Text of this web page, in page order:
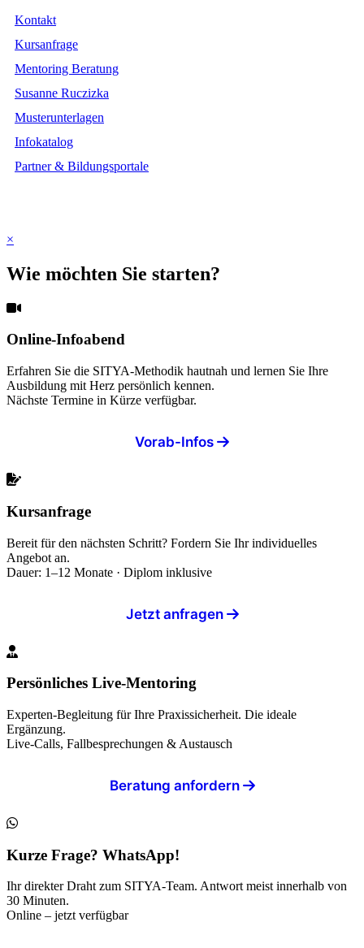
Kontakt
Kursanfrage
Mentoring Beratung
Susanne Ruczizka
Musterunterlagen
Infokatalog
Partner & Bildungsportale
×
Wie möchten Sie starten?
Online-Infoabend
Erfahren Sie die SITYA-Methodik hautnah und lernen Sie Ihre
Ausbildung mit Herz persönlich kennen.
Nächste Termine in Kürze verfügbar.
Vorab-Infos
Kursanfrage
Bereit für den nächsten Schritt? Fordern Sie Ihr individuelles
Angebot an.
Dauer: 1–12 Monate · Diplom inklusive
Jetzt anfragen
Persönliches Live-Mentoring
Experten-Begleitung für Ihre Praxissicherheit. Die ideale
Ergänzung.
Live-Calls, Fallbesprechungen & Austausch
Beratung anfordern
Kurze Frage? WhatsApp!
Ihr direkter Draht zum SITYA-Team. Antwort meist innerhalb von
30 Minuten.
Online – jetzt verfügbar